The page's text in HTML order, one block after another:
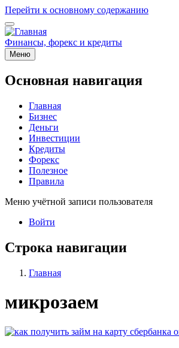
Перейти к основному содержанию
Финансы, форекс и кредиты
Меню
Основная навигация
Главная
Бизнес
Деньги
Инвестиции
Кредиты
Форекс
Полезное
Правила
Меню учётной записи пользователя
Войти
Строка навигации
Главная
микрозаем